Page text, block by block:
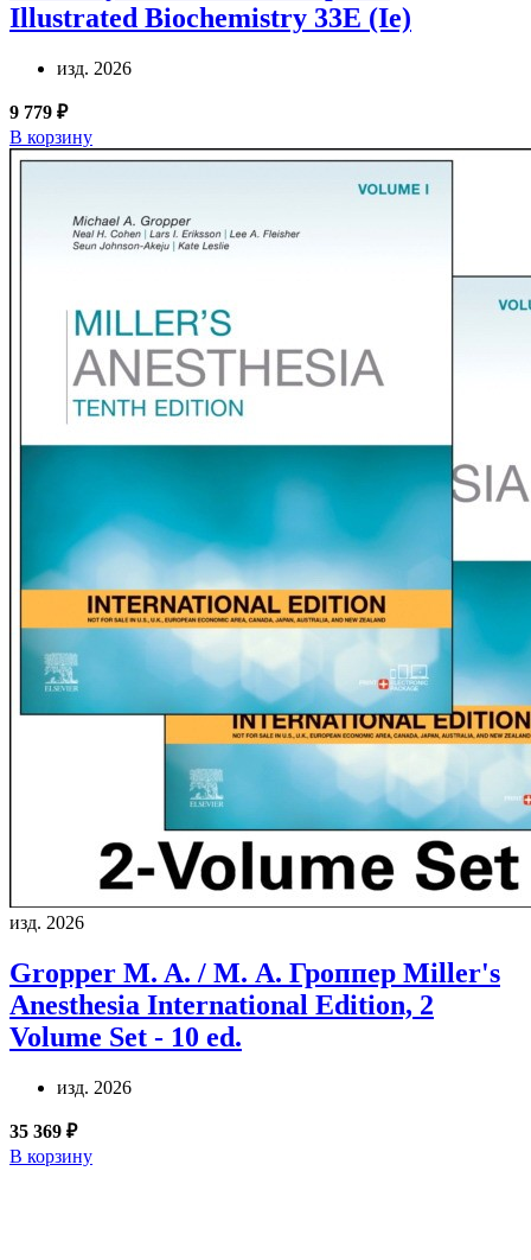
Illustrated Biochemistry 33E (Ie)
изд. 2026
9 779 ₽
В корзину
изд. 2026
Gropper M. A. / М. А. Гроппер Miller's
Anesthesia International Edition, 2
Volume Set - 10 ed.
изд. 2026
35 369 ₽
В корзину